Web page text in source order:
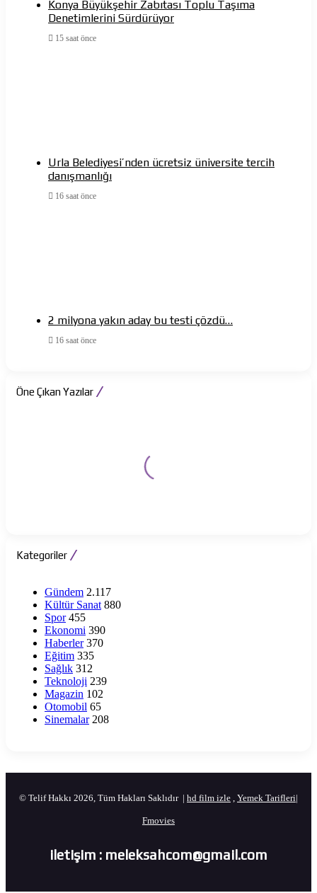
Konya Büyükşehir Zabıtası Toplu Taşıma
Denetimlerini Sürdürüyor
15 saat önce
Urla Belediyesi’nden ücretsiz üniversite tercih
danışmanlığı
16 saat önce
2 milyona yakın aday bu testi çözdü…
16 saat önce
Öne Çıkan Yazılar
Kategoriler
Gündem 2.117
Kültür Sanat 880
Spor 455
Ekonomi 390
Haberler 370
Eğitim 335
Sağlık 312
Teknoloji 239
Magazin 102
Otomobil 65
Sinemalar 208
© Telif Hakkı 2026, Tüm Hakları Saklıdır | hd film izle , Yemek Tarifleri|
Fmovies
iletişim : meleksahcom@gmail.com